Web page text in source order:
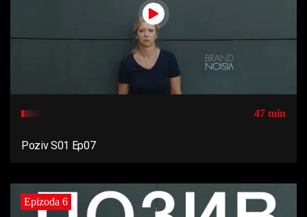
47 min
Poziv S01 Ep07
Epizoda 6